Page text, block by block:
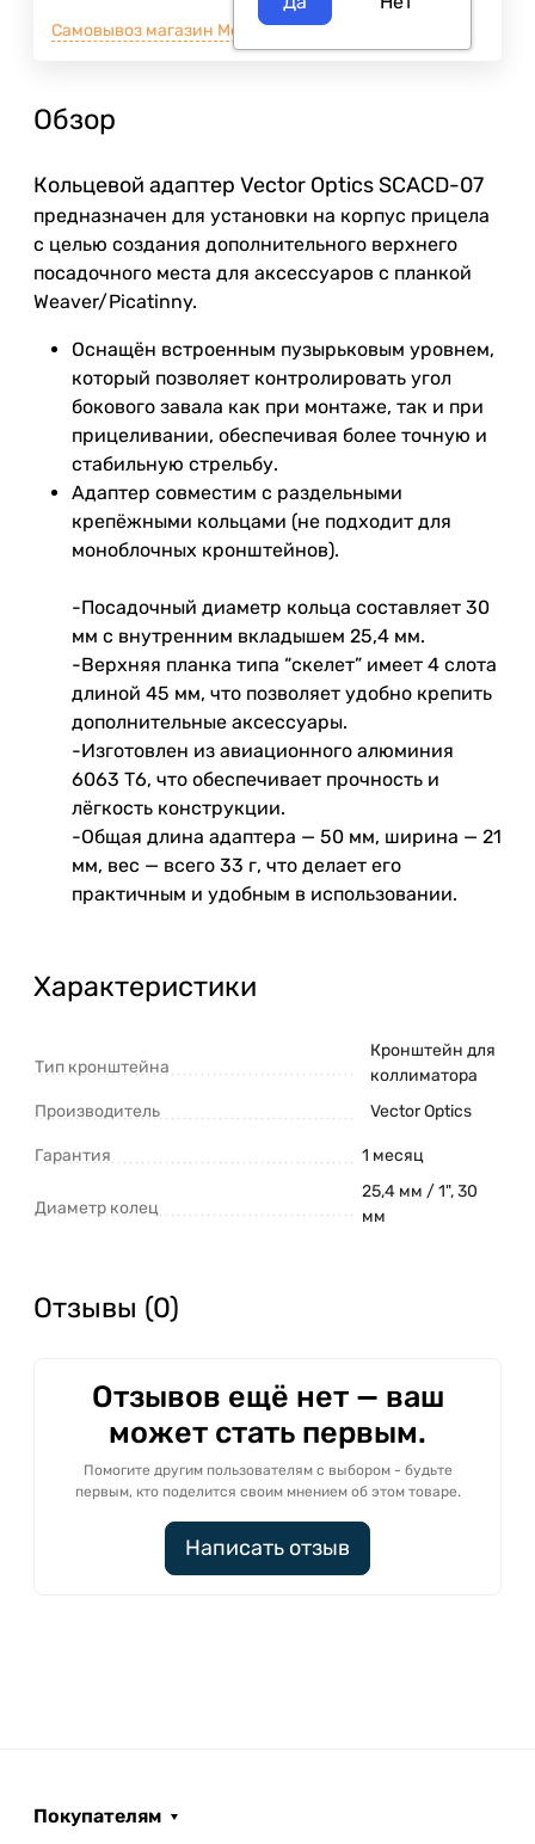
Самовывоз магазин Москва м.ВДНХ
Обзор
Кольцевой адаптер Vector Optics SCACD-07
предназначен для установки на корпус прицела
с целью создания дополнительного верхнего
посадочного места для аксессуаров с планкой
Weaver/Picatinny.
Оснащён встроенным пузырьковым уровнем,
который позволяет контролировать угол
бокового завала как при монтаже, так и при
прицеливании, обеспечивая более точную и
стабильную стрельбу.
Адаптер совместим с раздельными
крепёжными кольцами (не подходит для
моноблочных кронштейнов).
-Посадочный диаметр кольца составляет 30
мм с внутренним вкладышем 25,4 мм.
-Верхняя планка типа “скелет” имеет 4 слота
длиной 45 мм, что позволяет удобно крепить
дополнительные аксессуары.
-Изготовлен из авиационного алюминия
6063 Т6, что обеспечивает прочность и
лёгкость конструкции.
-Общая длина адаптера — 50 мм, ширина — 21
мм, вес — всего 33 г, что делает его
практичным и удобным в использовании.
Характеристики
Тип кронштейна
Кронштейн для
коллиматора
Производитель
Vector Optics
Гарантия 1 месяц
Диаметр колец
25,4 мм / 1", 30
мм
Отзывы (0)
Отзывов ещё нет — ваш
может стать первым.
Помогите другим пользователям с выбором - будьте
первым, кто поделится своим мнением об этом товаре.
Написать отзыв
Покупателям